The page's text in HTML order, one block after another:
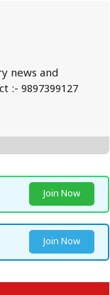
news and
:- 9897399127
Join Now
Join Now